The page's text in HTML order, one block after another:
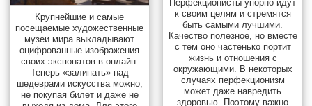
Крупнейшие и самые
посещаемые художественные
музеи мира выкладывают
оцифрованные изображения
своих экспонатов в онлайн.
Теперь «залипать» над
шедеврами искусства можно,
не покупая билет и даже не
Перфекционисты упорно идут
к своим целям и стремятся
быть самыми лучшими.
Качество полезное, но вместе
с тем оно частенько портит
жизнь и отношения с
окружающими. В некоторых
случаях перфекционизм
может даже навредить
здоровью. Поэтому важно